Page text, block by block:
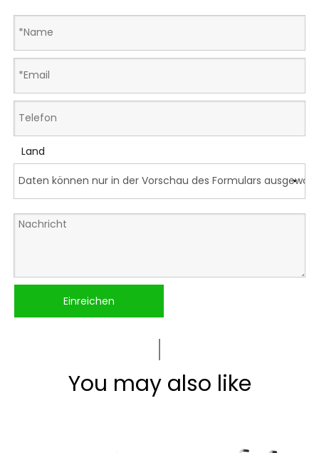
Land
Einreichen
You may also like